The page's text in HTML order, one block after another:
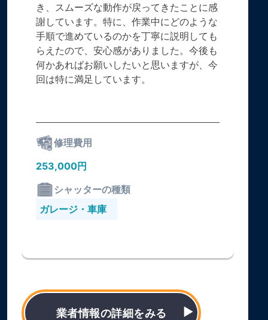
き、スムーズな動作が戻ってきたことに感
謝しています。特に、作業中にどのような
手順で進めているのかを丁寧に説明しても
らえたので、安心感がありました。今後も
何かあればお願いしたいと思いますが、今
回は特に満足しています。
修理費用
253,000円
シャッターの種類
ガレージ・車庫
業者情報の詳細をみる